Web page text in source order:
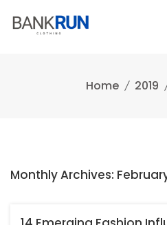
Home 2019
Monthly Archives: